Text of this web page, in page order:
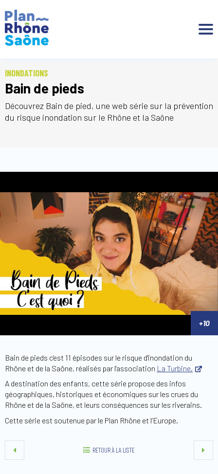
INONDATIONS
Bain de pieds
Découvrez Bain de pied, une web série sur la prévention
du risque inondation sur le Rhône et la Saône
Bain de pieds c'est 11 épisodes sur le risque d'inondation du
Rhône et de la Saône, réalisés par l'association La Turbine.
A destination des enfants, cette série propose des infos
géographiques, historiques et économiques sur les crues du
Rhône et de la Saône, et leurs conséquences sur les riverains.
Cette série est soutenue par le Plan Rhône et l’Europe.
RETOUR À LA LISTE